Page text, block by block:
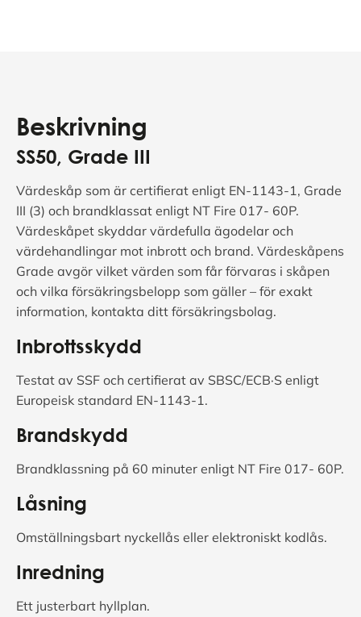
Beskrivning
SS50, Grade III
Värdeskåp som är certifierat enligt EN-1143-1, Grade
III (3) och brandklassat enligt NT Fire 017- 60P.
Värdeskåpet skyddar värdefulla ägodelar och
värdehandlingar mot inbrott och brand. Värdeskåpens
Grade avgör vilket värden som får förvaras i skåpen
och vilka försäkringsbelopp som gäller – för exakt
information, kontakta ditt försäkringsbolag.
Inbrottsskydd
Testat av SSF och certifierat av SBSC/ECB·S enligt
Europeisk standard EN-1143-1.
Brandskydd
Brandklassning på 60 minuter enligt NT Fire 017- 60P.
Låsning
Omställningsbart nyckellås eller elektroniskt kodlås.
Inredning
Ett justerbart hyllplan.